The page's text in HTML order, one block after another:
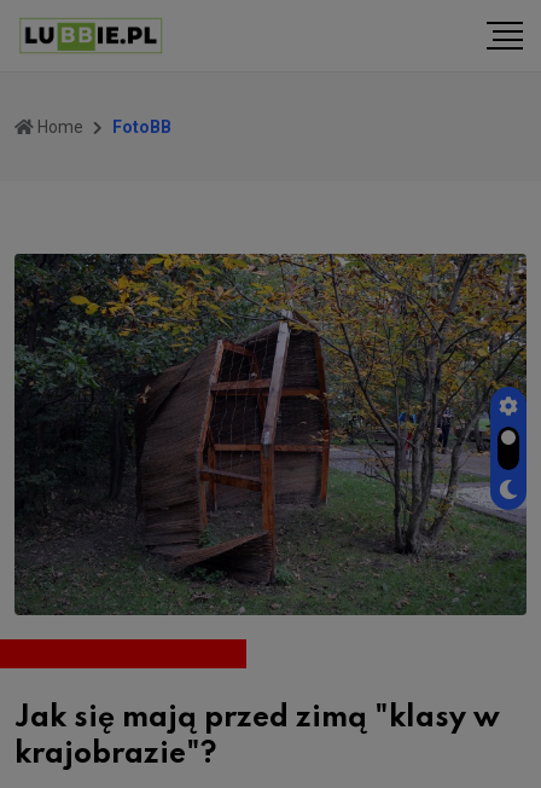
Home FotoBB
Jak się mają przed zimą "klasy w
krajobrazie"?